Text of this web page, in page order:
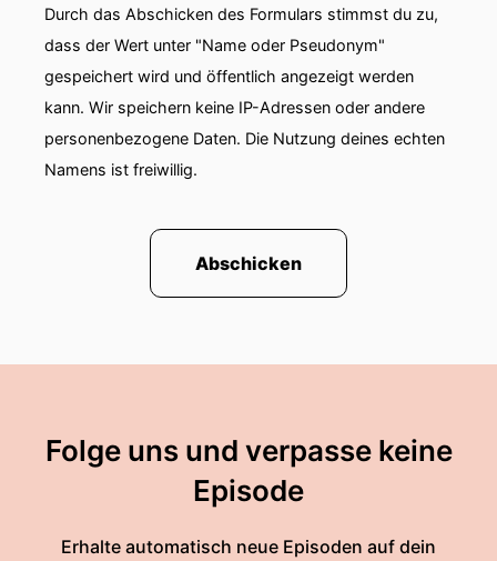
Durch das Abschicken des Formulars stimmst du zu,
dass der Wert unter "Name oder Pseudonym"
gespeichert wird und öffentlich angezeigt werden
kann. Wir speichern keine IP-Adressen oder andere
personenbezogene Daten. Die Nutzung deines echten
Namens ist freiwillig.
Abschicken
Folge uns und verpasse keine
Episode
Erhalte automatisch neue Episoden auf dein